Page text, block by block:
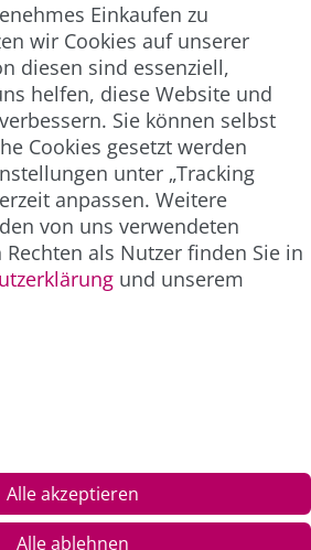
handelt es sich um ein Pflichtfeld.
MwSt. zzgl.
Einkaufen zu
wir Cookies auf unserer
diesen sind essenziell,
helfen, diese Website und
Sie können selbst
Cookies gesetzt werden
unter „Tracking
anpassen. Weitere
von uns verwendeten
als Nutzer finden Sie in
und unserem
Alle akzeptieren
Alle ablehnen
Rechte vorbehalten. |